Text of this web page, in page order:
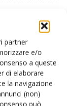
partner
e/o
a queste
di elaborare
la navigazione
(non)
può